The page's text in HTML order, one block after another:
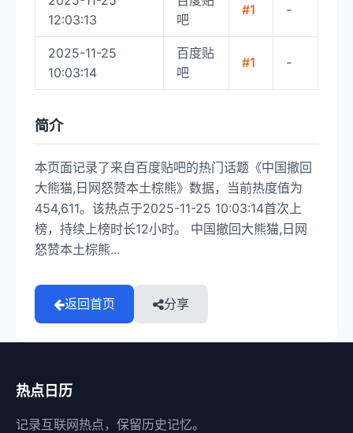
12:03:13
吧
#1 -
2025-11-25
10:03:14
百度贴
吧
#1 -
简介
本页面记录了来自百度贴吧的热门话题《中国撤回
大熊猫,日网怒赞本土棕熊》数据，当前热度值为
454,611。该热点于2025-11-25 10:03:14首次上
榜，持续上榜时长12小时。 中国撤回大熊猫,日网
怒赞本土棕熊...
返回首页 分享
热点日历
记录互联网热点，保留历史记忆。